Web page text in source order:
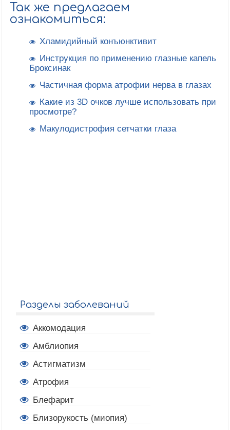
Так же предлагаем
ознакомиться:
Хламидийный конъюнктивит
Инструкция по применению глазные капель
Броксинак
Частичная форма атрофии нерва в глазах
Какие из 3D очков лучше использовать при
просмотре?
Макулодистрофия сетчатки глаза
Разделы заболеваний
Аккомодация
Амблиопия
Астигматизм
Атрофия
Блефарит
Близорукость (миопия)